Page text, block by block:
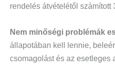
rendelés átvételétől számított
Nem minőségi problémák
állapotában kell lennie,
csomagolást és az esetleges